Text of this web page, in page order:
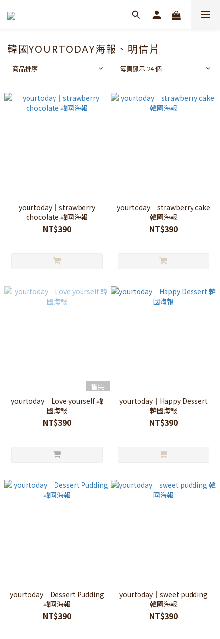
韓國YOURTODAY海報、明信片
商品排序 每頁顯示 24 個
yourtoday｜strawberry
chocolate 韓國海報
NT$390
yourtoday｜strawberry cake
韓國海報
NT$390
售完
yourtoday｜Love yourself 韓
國海報
NT$390
yourtoday｜Happy Dessert
韓國海報
NT$390
yourtoday｜Dessert Pudding
韓國海報
NT$390
yourtoday｜sweet pudding
韓國海報
NT$390